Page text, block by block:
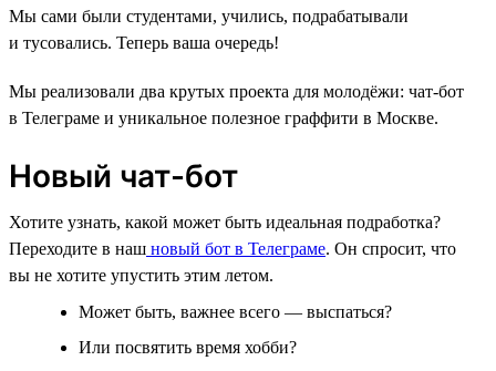
Мы сами были студентами, учились, подрабатывали
и тусовались. Теперь ваша очередь!
Мы реализовали два крутых проекта для молодёжи: чат-бот
в Телеграме и уникальное полезное граффити в Москве.
Новый чат-бот
Хотите узнать, какой может быть идеальная подработка?
Переходите в наш новый бот в Телеграме. Он спросит, что
вы не хотите упустить этим летом.
Может быть, важнее всего — выспаться?
Или посвятить время хобби?